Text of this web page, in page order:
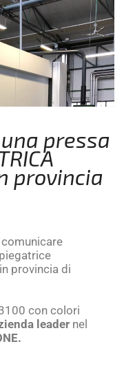
pressa
provincia
provincia di
con colori
leader nel